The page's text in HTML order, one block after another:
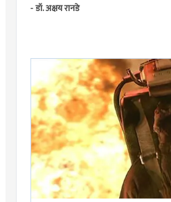
- डॉ. अक्षय रानडे